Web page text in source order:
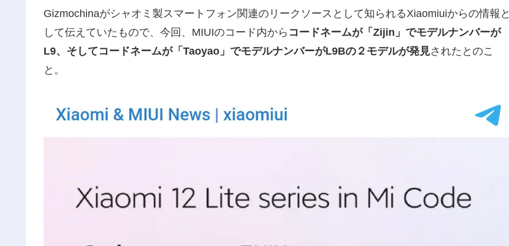
Gizmochinaがシャオミ製スマートフォン関連のリークソースとして知られるXiaomiuiからの情報と
して伝えていたもので、今回、MIUIのコード内から コードネームが「Zijin」でモデルナンバーが
L9、そしてコードネームが「Taoyao」でモデルナンバーがL9Bの２モデルが発見されたとのこ
と。